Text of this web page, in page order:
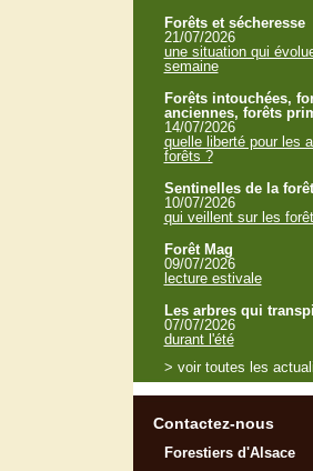
Forêts et sécheresse
21/07/2026
une situation qui
semaine
Forêts intouchées,
anciennes, forêts
14/07/2026
quelle liberté pour les
forêts ?
Sentinelles de la forêt
10/07/2026
qui veillent sur les
Forêt Mag
09/07/2026
lecture estivale
Les arbres qui
07/07/2026
durant l'été
> voir toutes les
Contactez-nous
Forestiers d'Alsace